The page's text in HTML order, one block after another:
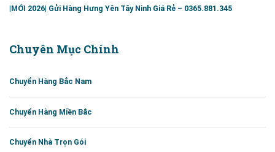
|MỚI 2026| Gửi Hàng Hưng Yên Tây Ninh Giá Rẻ – 0365.881.345
Chuyên Mục Chính
Chuyển Hàng Bắc Nam
Chuyển Hàng Miền Bắc
Chuyển Nhà Trọn Gói